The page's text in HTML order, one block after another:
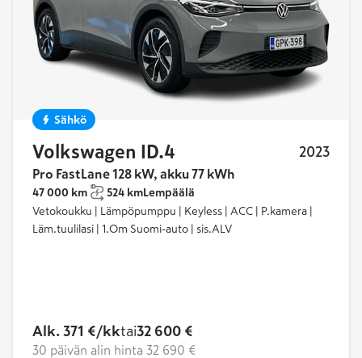
Sähkö
Volkswagen ID.4 2023
Pro FastLane 128 kW, akku 77 kWh
47 000 km 524 km Lempäälä
Vetokoukku | Lämpöpumppu | Keyless | ACC | P.kamera |
Läm.tuulilasi | 1.Om Suomi-auto | sis.ALV
Alk. 371 €/kktai32 600 €
30 päivän alin hinta 32 690 €